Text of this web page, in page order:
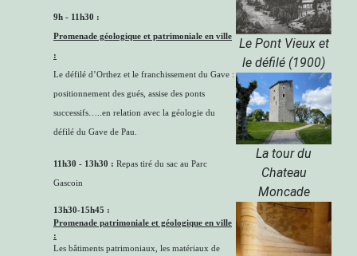
9h - 11h30 :
Promenade géologique et patrimoniale en ville
:
Le défilé d’Orthez et le franchissement du Gave :
positionnement des gués, assise des ponts
successifs…..en relation avec la géologie du
défilé du Gave de Pau.
11h30 - 13h30 : Repas tiré du sac au Parc
Gascoin
13h30-15h45 :
Promenade patrimoniale et géologique en ville
:
Les bâtiments patrimoniaux, les matériaux de
Le Pont Vieux et
le défilé (1900)
La tour du
Chateau
Moncade